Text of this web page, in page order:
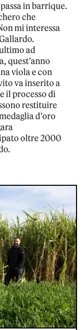
in barrique.
che
mi interessa
ad
quest’anno
viola e con
va inserito a
il processo di
restituire
d’oro
oltre 2000